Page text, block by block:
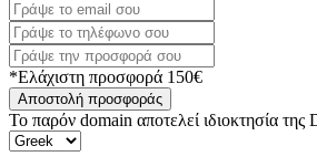
*Ελάχιστη προσφορά 150€
Αποστολή προσφοράς
Το παρόν domain αποτελεί ιδιοκτησία